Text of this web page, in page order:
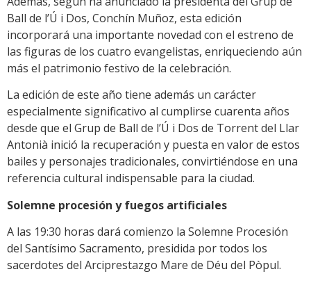
Ball de l’Ú i Dos, Conchín Muñoz, esta edición
incorporará una importante novedad con el estreno de
las figuras de los cuatro evangelistas, enriqueciendo aún
más el patrimonio festivo de la celebración.
La edición de este año tiene además un carácter
especialmente significativo al cumplirse cuarenta años
desde que el Grup de Ball de l’Ú i Dos de Torrent del Llar
Antonià inició la recuperación y puesta en valor de estos
bailes y personajes tradicionales, convirtiéndose en una
referencia cultural indispensable para la ciudad.
Solemne procesión y fuegos artificiales
A las 19:30 horas dará comienzo la Solemne Procesión
del Santísimo Sacramento, presidida por todos los
sacerdotes del Arciprestazgo Mare de Déu del Pòpul.